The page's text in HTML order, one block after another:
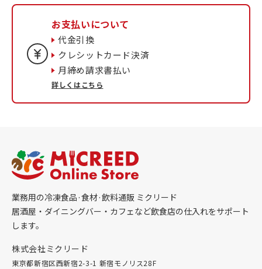
お支払いについて
代金引換
クレシットカード決済
月締め請求書払い
詳しくはこちら
業務用の冷凍食品·食材·飲料通販 ミクリード
居酒屋・ダイニングバー・カフェなど飲食店の仕入れをサポート
します。
株式会社ミクリード
東京都新宿区西新宿2-3-1 新宿モノリス28F